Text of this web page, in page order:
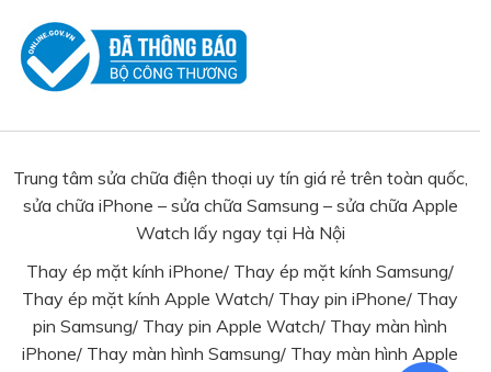
Trung tâm sửa chữa điện thoại uy tín giá rẻ trên toàn quốc,
sửa chữa iPhone – sửa chữa Samsung – sửa chữa Apple
Watch lấy ngay tại Hà Nội
Thay ép mặt kính iPhone/ Thay ép mặt kính Samsung/
Thay ép mặt kính Apple Watch/ Thay pin iPhone/ Thay
pin Samsung/ Thay pin Apple Watch/ Thay màn hình
iPhone/ Thay màn hình Samsung/ Thay màn hình Apple